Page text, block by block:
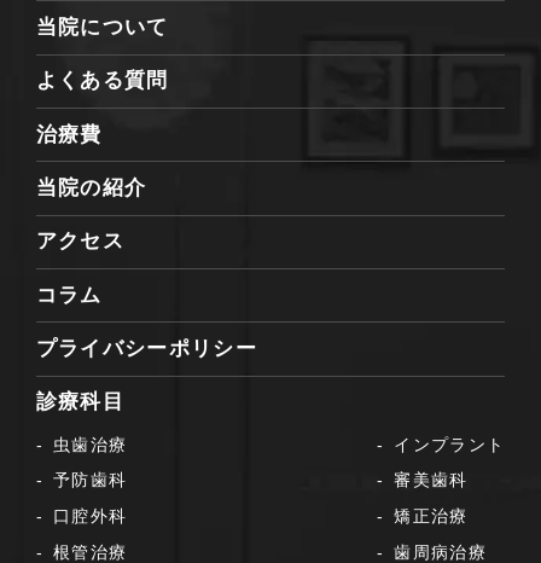
当院について
よくある質問
治療費
当院の紹介
アクセス
コラム
プライバシーポリシー
診療科目
虫歯治療
予防歯科
口腔外科
根管治療
インプラント
審美歯科
矯正治療
歯周病治療